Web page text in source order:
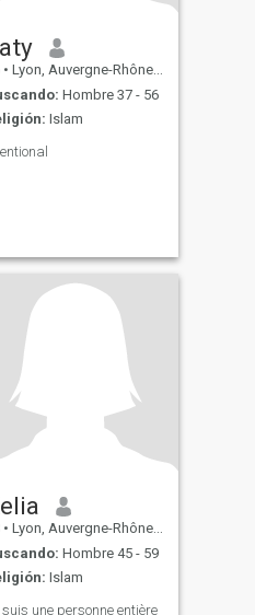
• Lyon, Auvergne-Rhône-Alpes, Francia
Hombre 37 - 56
Islam
• Lyon, Auvergne-Rhône-Alpes, Francia
Hombre 45 - 59
Islam
une personne entière